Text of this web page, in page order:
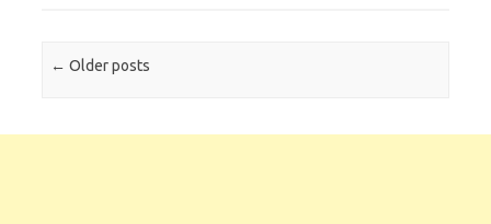
Post navigation
← Older posts